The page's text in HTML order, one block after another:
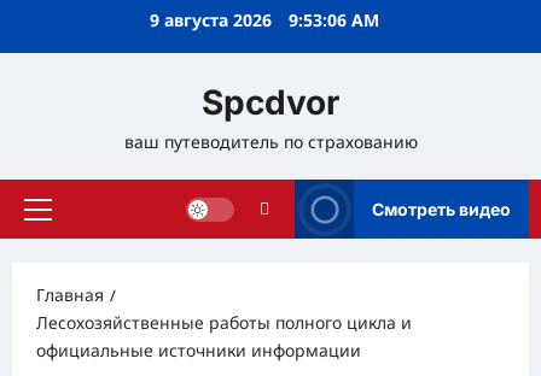
9 августа 2026 9:53:07 AM
Spcdvor
ваш путеводитель по страхованию
Основное
Смотреть видео
Главная
Лесохозяйственные работы полного цикла и
официальные источники информации